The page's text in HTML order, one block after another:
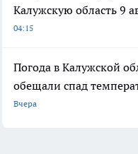
Калужскую область 9
04:15
Погода в Калужской
обещали спад
Вчера